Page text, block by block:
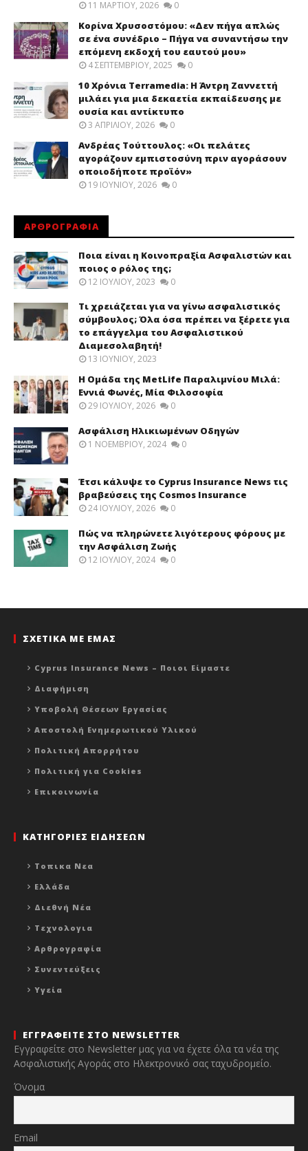
11 ΜΑΡΤΊΟΥ, 2026 0
Κορίνα Χρυσοστόμου: «Δεν πήγα απλώς
σε ένα συνέδριο – Πήγα να συναντήσω την
επόμενη εκδοχή του εαυτού μου»
4 ΣΕΠΤΕΜΒΡΊΟΥ, 2025 0
10 Χρόνια Terramedia: Η Άντρη Ζαννεττή
μιλάει για μια δεκαετία εκπαίδευσης με
ουσία και αντίκτυπο
3 ΑΠΡΙΛΊΟΥ, 2026 0
Ανδρέας Τούττουλος: «Οι πελάτες
αγοράζουν εμπιστοσύνη πριν αγοράσουν
οποιοδήποτε προϊόν»
19 ΙΟΥΝΊΟΥ, 2026 0
ΑΡΘΡΟΓΡΑΦΙΑ
Ποια είναι η Κοινοπραξία Ασφαλιστών και
ποιος ο ρόλος της;
12 ΙΟΥΛΊΟΥ, 2023 0
Τι χρειάζεται για να γίνω ασφαλιστικός
σύμβουλος; Όλα όσα πρέπει να ξέρετε για
το επάγγελμα του Ασφαλιστικού
Διαμεσολαβητή!
13 ΙΟΥΝΊΟΥ, 2023
Η Ομάδα της MetLife Παραλιμνίου Μιλά:
Εννιά Φωνές, Μία Φιλοσοφία
29 ΙΟΥΛΊΟΥ, 2026 0
Ασφάλιση Ηλικιωμένων Οδηγών
1 ΝΟΕΜΒΡΊΟΥ, 2024 0
Έτσι κάλυψε το Cyprus Insurance News τις
βραβεύσεις της Cosmos Insurance
24 ΙΟΥΛΊΟΥ, 2026 0
Πώς να πληρώνετε λιγότερους φόρους με
την Ασφάλιση Ζωής
12 ΙΟΥΛΊΟΥ, 2024 0
ΣΧΕΤΙΚΑ ΜΕ ΕΜΑΣ
Cyprus Insurance News – Ποιοι Είμαστε
Διαφήμιση
Υποβολή Θέσεων Εργασίας
Αποστολή Ενημερωτικού Υλικού
Πολιτική Απορρήτου
Πολιτική για Cookies
Επικοινωνία
ΚΑΤΗΓΟΡΙΕΣ ΕΙΔΗΣΕΩΝ
Τοπικα Νεα
Ελλάδα
Διεθνή Νέα
Τεχνολογια
Αρθρογραφία
Συνεντεύξεις
Υγεία
ΕΓΓΡΑΦΕΙΤΕ ΣΤΟ NEWSLETTER
Εγγραφείτε στο Newsletter μας για να έχετε όλα τα νέα της
Ασφαλιστικής Αγοράς στο Ηλεκτρονικό σας ταχυδρομείο.
Όνομα
Email